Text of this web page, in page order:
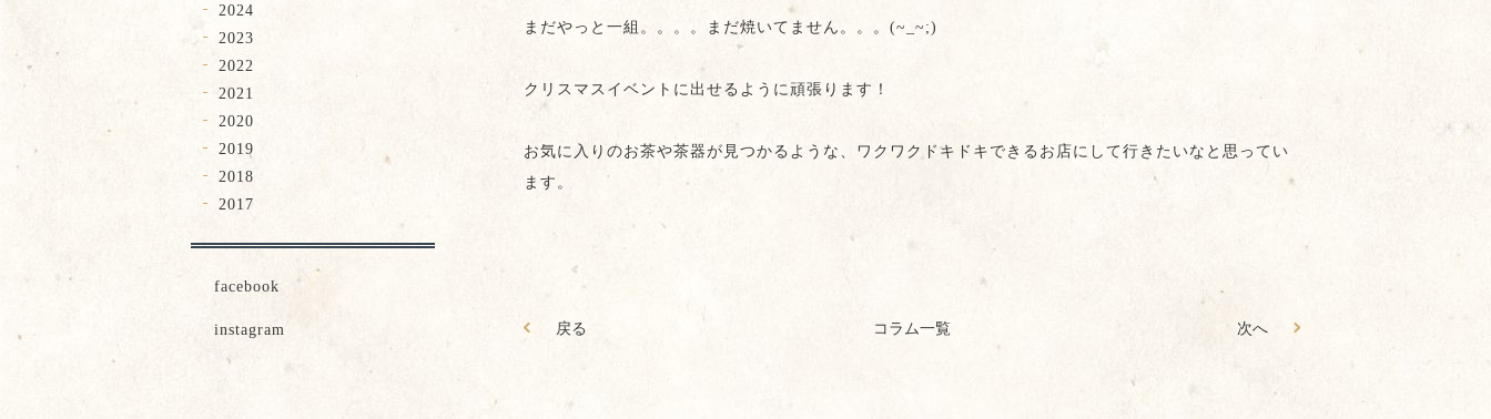
まだやっと一組。。。。まだ焼いてません。。。(~_~;)
クリスマスイベントに出せるように頑張ります！
お気に入りのお茶や茶器が見つかるような、ワクワクドキドキできるお店にして行きたいなと思ってい
ます。
戻る コラム一覧 次へ
2024
2023
2022
2021
2020
2019
2018
2017
facebook
instagram